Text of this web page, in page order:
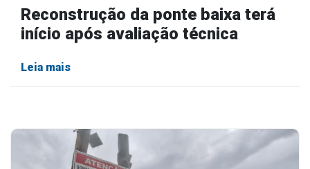
Reconstrução da ponte baixa terá
início após avaliação técnica
Leia mais